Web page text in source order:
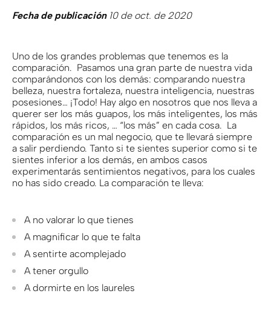
Fecha de publicación10 de oct. de 2020
Uno de los grandes problemas que tenemos es la
comparación. Pasamos una gran parte de nuestra vida
comparándonos con los demás: comparando nuestra
belleza, nuestra fortaleza, nuestra inteligencia, nuestras
posesiones… ¡Todo! Hay algo en nosotros que nos lleva a
querer ser los más guapos, los más inteligentes, los más
rápidos, los más ricos, … “los más” en cada cosa. La
comparación es un mal negocio, que te llevará siempre
a salir perdiendo. Tanto si te sientes superior como si te
sientes inferior a los demás, en ambos casos
experimentarás sentimientos negativos, para los cuales
no has sido creado. La comparación te lleva:
A no valorar lo que tienes
A magnificar lo que te falta
A sentirte acomplejado
A tener orgullo
A dormirte en los laureles